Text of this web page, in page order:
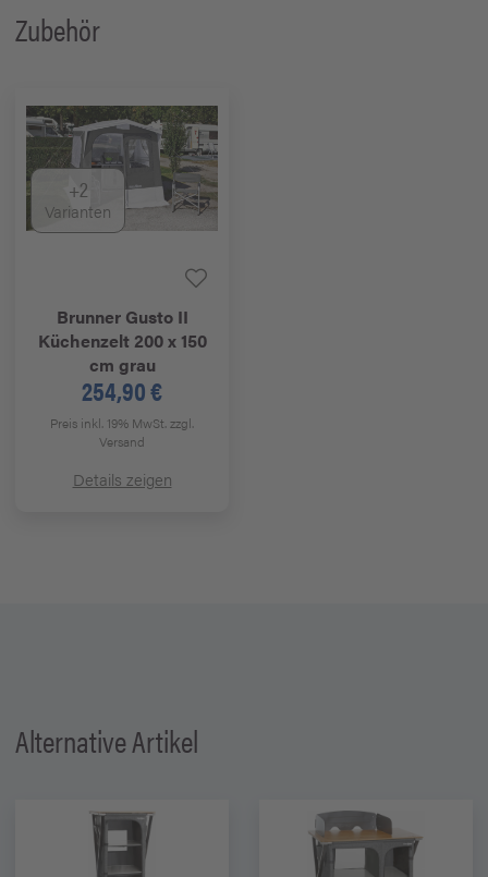
Zubehör
+2
Varianten
BrunnerGusto II
Küchenzelt 200 x 150
cm grau
254,90 €
Preis inkl. 19% MwSt.zzgl.
Versand
Details zeigen
Alternative Artikel